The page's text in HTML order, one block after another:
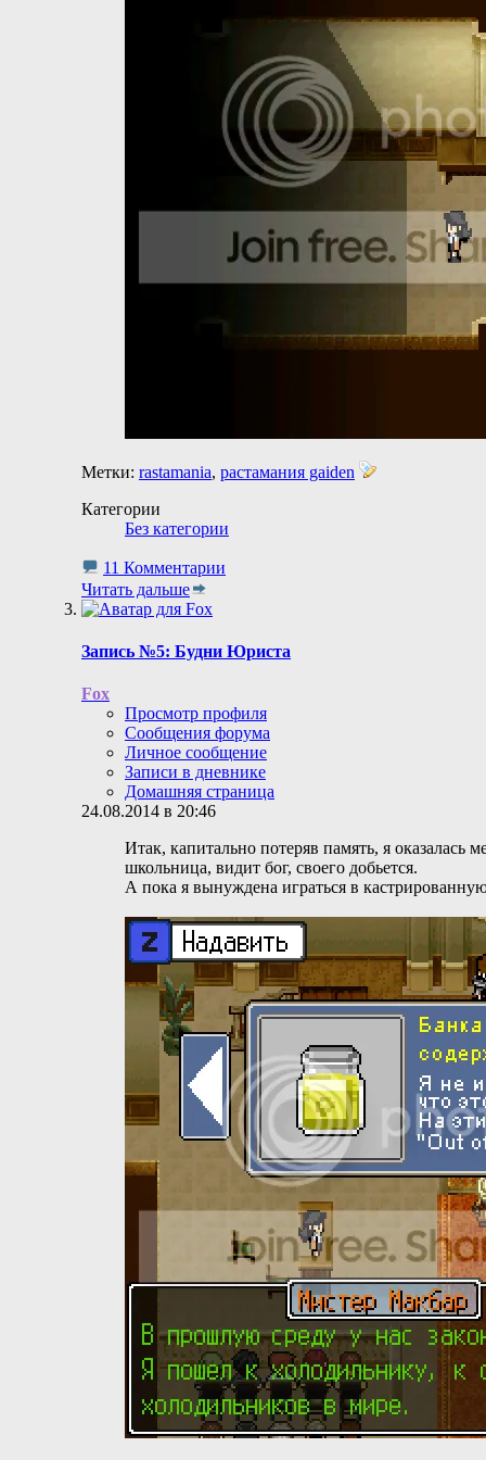
Метки: rastamania, растамания gaiden
Категории
Без категории
11 Комментарии
Читать дальше
Запись №5: Будни Юриста
Fox
Просмотр профиля
Сообщения форума
Личное сообщение
Записи в дневнике
Домашняя страница
24.08.2014 в 20:46
Итак, капитально потеряв память, я оказалась
школьница, видит бог, своего добьется.
А пока я вынуждена играться в